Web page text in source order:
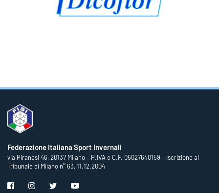
Federazione Italiana Sport Invernali
via Piranesi 46, 20137 Milano – P.IVA e C.F. 05027640159 – Iscrizione al
Tribunale di Milano n° 63, 11.12.2004